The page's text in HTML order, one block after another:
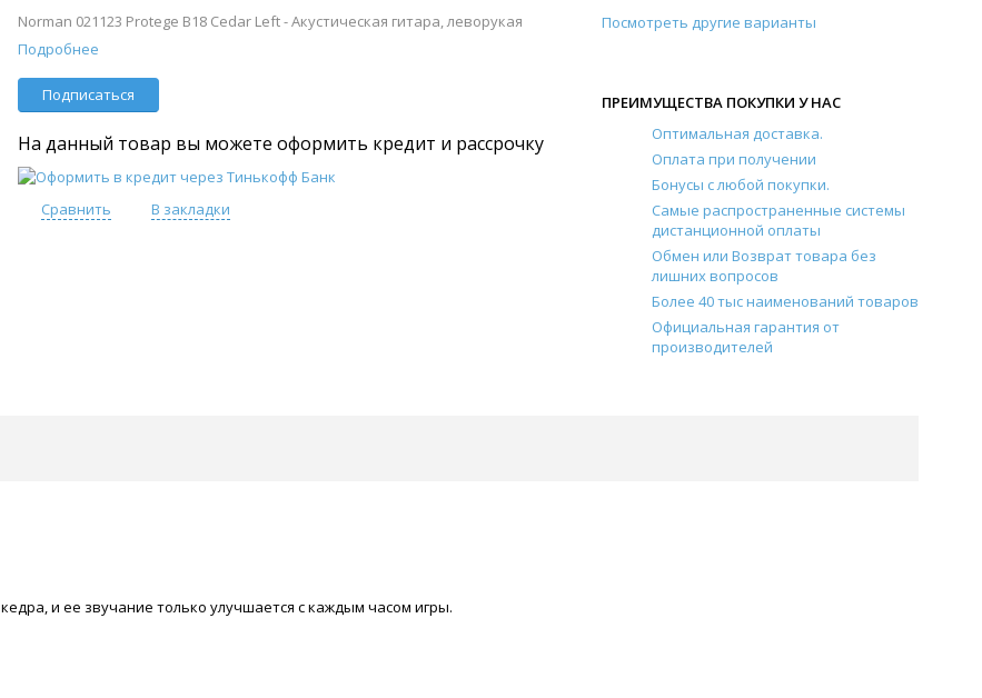
Norman 021123 Protege B18 Cedar Left - Акустическая гитара, леворукая
Подробнее
Подписаться
На данный товар вы можете оформить кредит и рассрочку
Сравнить В закладки
Посмотреть другие варианты
ПРЕИМУЩЕСТВА ПОКУПКИ У НАС
Оптимальная доставка.
Оплата при получении
Бонусы с любой покупки.
Самые распространенные системы
дистанционной оплаты
Обмен или Возврат товара без
лишних вопросов
Более 40 тыс наименований товаров
Официальная гарантия от
производителей
кедра, и ее звучание только улучшается с каждым часом игры.